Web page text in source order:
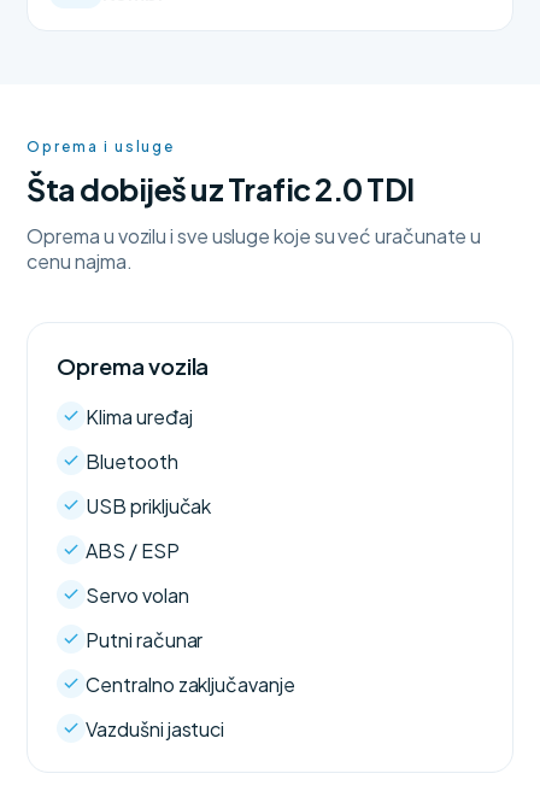
Oprema i usluge
Šta dobiješ uz Trafic 2.0 TDI
Oprema u vozilu i sve usluge koje su već uračunate u
cenu najma.
Oprema vozila
Klima uređaj
Bluetooth
USB priključak
ABS / ESP
Servo volan
Putni računar
Centralno zaključavanje
Vazdušni jastuci